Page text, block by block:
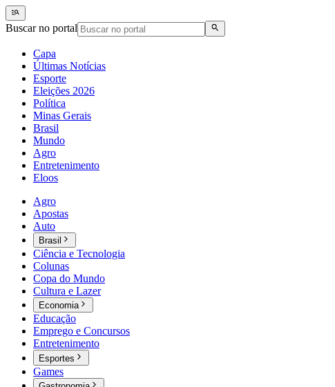
Buscar no portal
Capa
Últimas Notícias
Esporte
Eleições 2026
Política
Minas Gerais
Brasil
Mundo
Agro
Entretenimento
Eloos
Agro
Apostas
Auto
Brasil
Ciência e Tecnologia
Colunas
Copa do Mundo
Cultura e Lazer
Economia
Educação
Emprego e Concursos
Entretenimento
Esportes
Games